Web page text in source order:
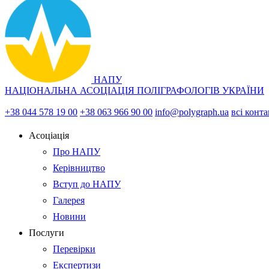
НАПУ
НАЦІОНАЛЬНА АСОЦІАЦІЯ ПОЛІГРАФОЛОГІВ УКРАЇНИ
+38 044 578 19 00 +38 063 966 90 00 info@polygraph.ua всі
Асоціація
Про НАПУ
Керівництво
Вступ до НАПУ
Галерея
Новини
Послуги
Перевірки
Експертизи